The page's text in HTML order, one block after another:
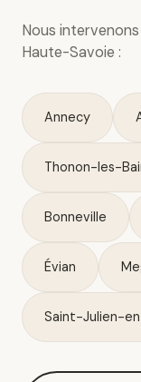
Nous
Haute-Savoie :
Annecy
Thonon-les-
Bonneville
Évian
Saint-Julien-